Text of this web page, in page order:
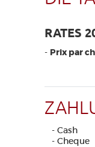
RATES
- Prix par
- Cash
- Cheque